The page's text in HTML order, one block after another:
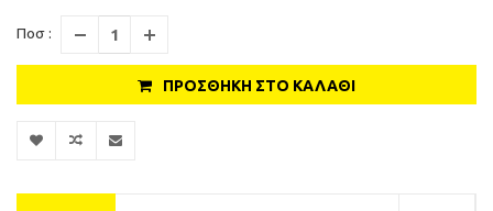
Ποσ :
ΠΡΟΣΘΉΚΗ ΣΤΟ ΚΑΛΆΘΙ